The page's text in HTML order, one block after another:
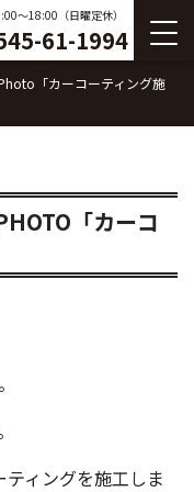
〜18:00（日曜定休）
61-1994
「カーコーティング施
「カーコ
ティングを施工しま